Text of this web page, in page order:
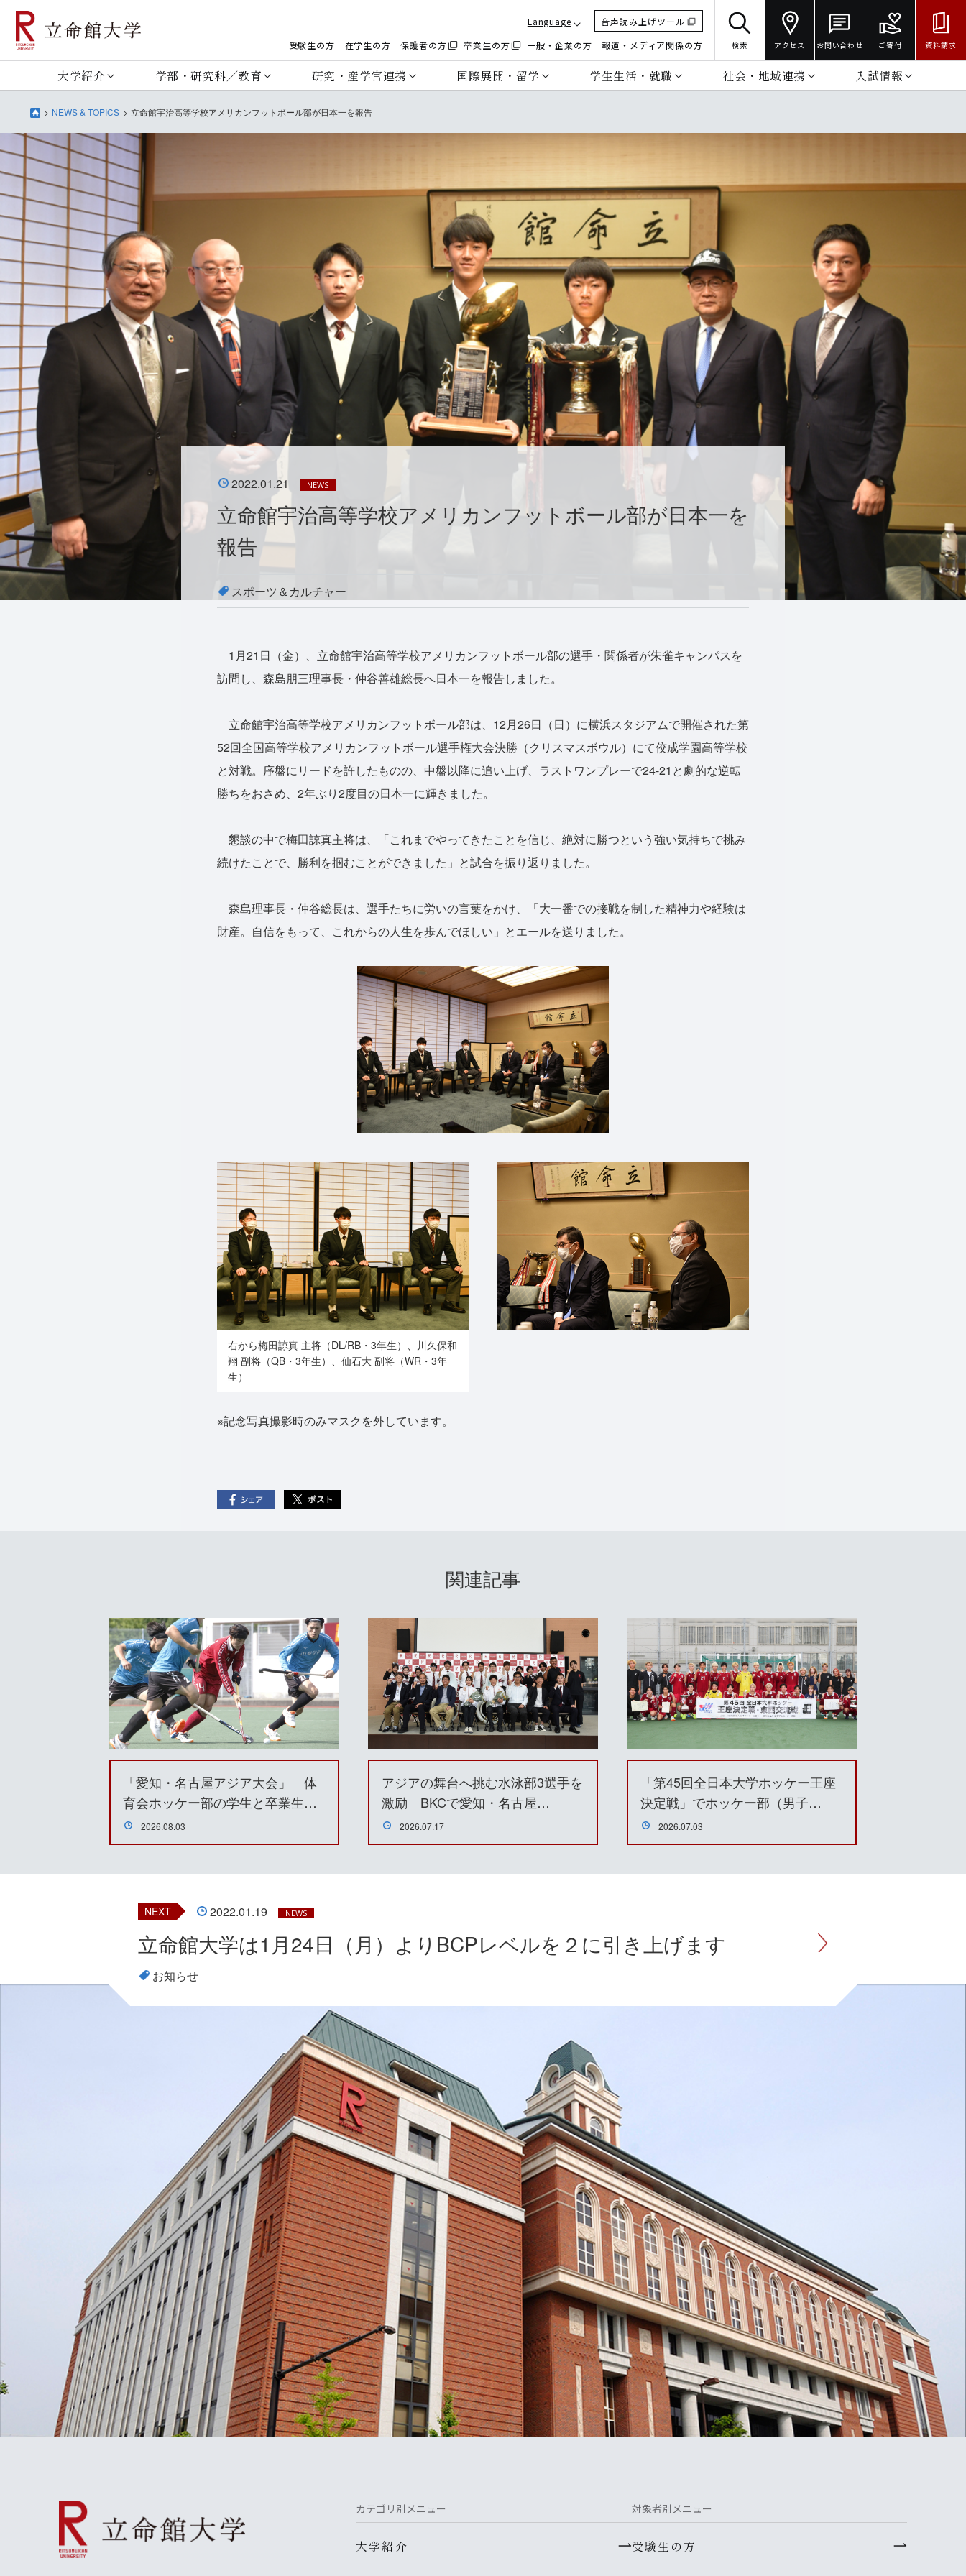
Language
音声読み上げツール
受験生の方
在学生の方 保護者の方 卒業生の方 一般・企業の方 報道・メディア関係の方 検索 アクセス お問い合わせ ご寄付 資料請求
大学紹介 学部・研究科／教育 研究・産学官連携 国際展開・留学 学生生活・就職 社会・地域連携 入試情報
NEWS & TOPICS 立命館宇治高等学校アメリカンフットボール部が日本一を報告
2022.01.21 NEWS
立命館宇治高等学校アメリカンフットボール部が日本一を
報告
スポーツ＆カルチャー
1月21日（金）、立命館宇治高等学校アメリカンフットボール部の選手・関係者が朱雀キャンパスを
訪問し、森島朋三理事長・仲谷善雄総長へ日本一を報告しました。
立命館宇治高等学校アメリカンフットボール部は、12月26日（日）に横浜スタジアムで開催された第
52回全国高等学校アメリカンフットボール選手権大会決勝（クリスマスボウル）にて佼成学園高等学校
と対戦。序盤にリードを許したものの、中盤以降に追い上げ、ラストワンプレーで24-21と劇的な逆転
勝ちをおさめ、2年ぶり2度目の日本一に輝きました。
懇談の中で梅田諒真主将は、「これまでやってきたことを信じ、絶対に勝つという強い気持ちで挑み
続けたことで、勝利を掴むことができました」と試合を振り返りました。
森島理事長・仲谷総長は、選手たちに労いの言葉をかけ、「大一番での接戦を制した精神力や経験は
財産。自信をもって、これからの人生を歩んでほしい」とエールを送りました。
右から梅田諒真 主将（DL/RB・3年生）、川久保和
翔 副将（QB・3年生）、仙石大 副将（WR・3年
生）
※記念写真撮影時のみマスクを外しています。
関連記事
「愛知・名古屋アジア大会」 体
育会ホッケー部の学生と卒業生…
2026.08.03
アジアの舞台へ挑む水泳部3選手を
激励 BKCで愛知・名古屋…
2026.07.17
「第45回全日本大学ホッケー王座
決定戦」でホッケー部（男子…
2026.07.03
NEXT 2022.01.19 NEWS
立命館大学は1月24日（月）よりBCPレベルを２に引き上げます
お知らせ
カテゴリ別メニュー
大学紹介
対象者別メニュー
受験生の方